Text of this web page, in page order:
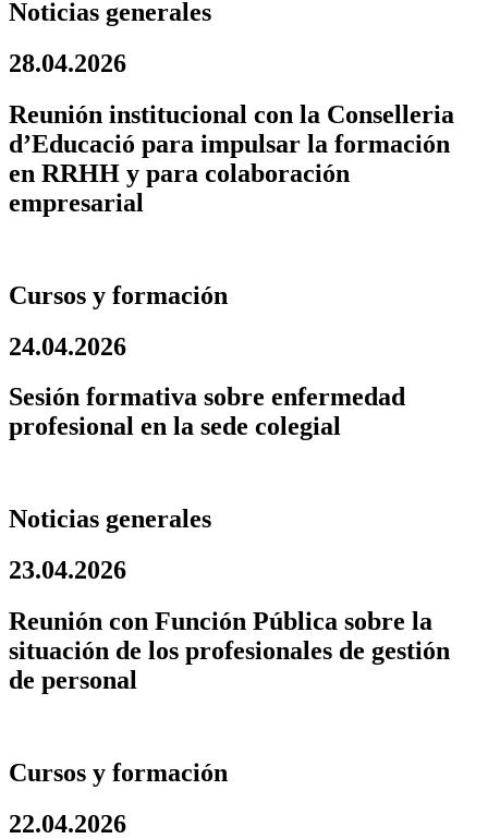
Noticias generales
28.04.2026
Reunión institucional con la Conselleria
d’Educació para impulsar la formación
en RRHH y para colaboración
empresarial
Cursos y formación
24.04.2026
Sesión formativa sobre enfermedad
profesional en la sede colegial
Noticias generales
23.04.2026
Reunión con Función Pública sobre la
situación de los profesionales de gestión
de personal
Cursos y formación
22.04.2026